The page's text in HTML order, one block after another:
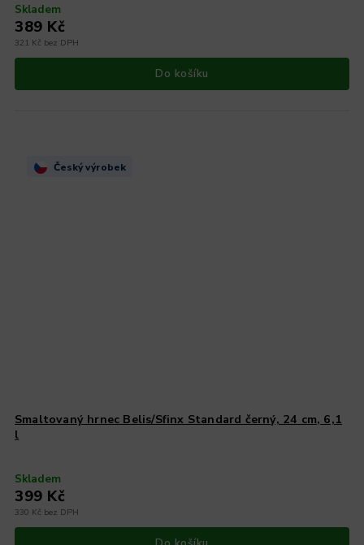
Skladem
321 Kč bez DPH
389 Kč
Do košíku
Český výrobek
Smaltovaný hrnec Belis/Sfinx Standard černý, 24 cm, 6,1
l
Skladem
330 Kč bez DPH
399 Kč